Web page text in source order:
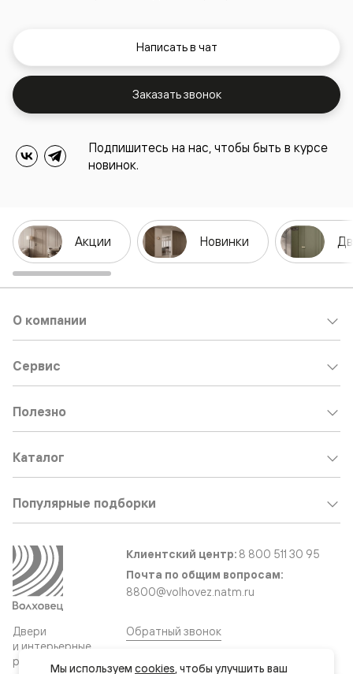
Написать в чат
Заказать звонок
Подпишитесь на нас, чтобы быть в курсе
новинок.
Акции Новинки
Двери
и интерьерные
решения
О компании
Сервис
Полезно
Каталог
Популярные подборки
Клиентский центр: 8 800 511 30 95
Почта по общим вопросам:
8800@volhovez.natm.ru
Обратный звонок
Мы используем cookies, чтобы улучшить ваш